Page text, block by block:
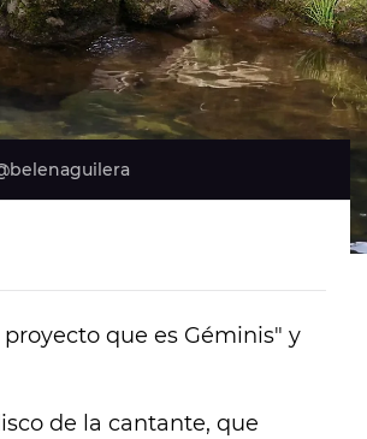
que es Géminis" y
de la cantante, que